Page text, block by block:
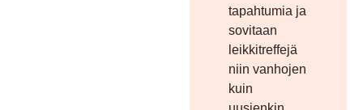
tapahtumia ja
sovitaan
leikkitreffejä
niin vanhojen
kuin